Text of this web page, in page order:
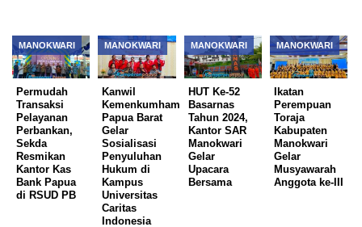
MANOKWARI
Permudah
Transaksi
Pelayanan
Perbankan,
Sekda
Resmikan
Kantor Kas
Bank Papua
di RSUD PB
MANOKWARI
Kanwil
Kemenkumham
Papua Barat
Gelar
Sosialisasi
Penyuluhan
Hukum di
Kampus
Universitas
Caritas
Indonesia
MANOKWARI
HUT Ke-52
Basarnas
Tahun 2024,
Kantor SAR
Manokwari
Gelar
Upacara
Bersama
MANOKWARI
Ikatan
Perempuan
Toraja
Kabupaten
Manokwari
Gelar
Musyawarah
Anggota ke-III